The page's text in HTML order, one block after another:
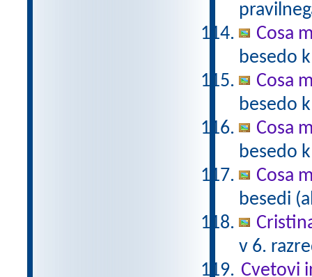
Cosa
besedo
Cosa
besedo
Cosa
besedo
Cosa
besedi
v 6.
Cvetovi